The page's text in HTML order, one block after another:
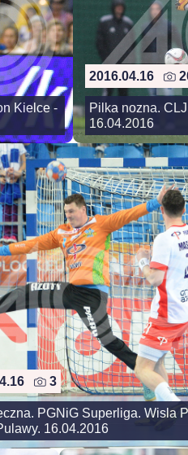
Kielce -
2016.04.16
Pilka nozna.
16.04.2016
3
PGNiG Superliga. Wisla
16.04.2016